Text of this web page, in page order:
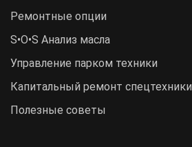
Ремонтные опции
S•O•S Анализ масла
Управление парком техники
Капитальный ремонт спецтехники
Полезные советы